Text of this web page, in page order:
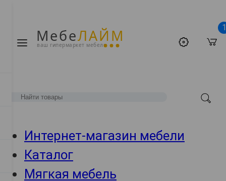
МебеЛАЙМ
ваш гипермаркет мебели
1
Интернет-магазин мебели
Каталог
Мягкая мебель